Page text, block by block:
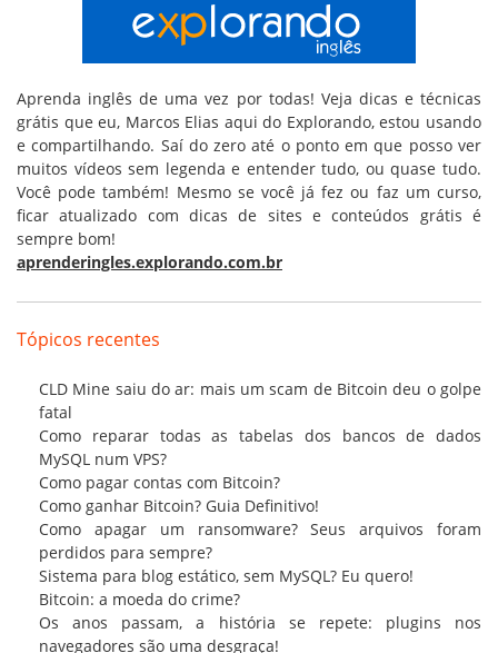
Aprenda inglês de uma vez por todas! Veja dicas e técnicas
grátis que eu, Marcos Elias aqui do Explorando, estou usando
e compartilhando. Saí do zero até o ponto em que posso ver
muitos vídeos sem legenda e entender tudo, ou quase tudo.
Você pode também! Mesmo se você já fez ou faz um curso,
ficar atualizado com dicas de sites e conteúdos grátis é
sempre bom!
aprenderingles.explorando.com.br
Tópicos recentes
CLD Mine saiu do ar: mais um scam de Bitcoin deu o golpe
fatal
Como reparar todas as tabelas dos bancos de dados
MySQL num VPS?
Como pagar contas com Bitcoin?
Como ganhar Bitcoin? Guia Definitivo!
Como apagar um ransomware? Seus arquivos foram
perdidos para sempre?
Sistema para blog estático, sem MySQL? Eu quero!
Bitcoin: a moeda do crime?
Os anos passam, a história se repete: plugins nos
navegadores são uma desgraça!